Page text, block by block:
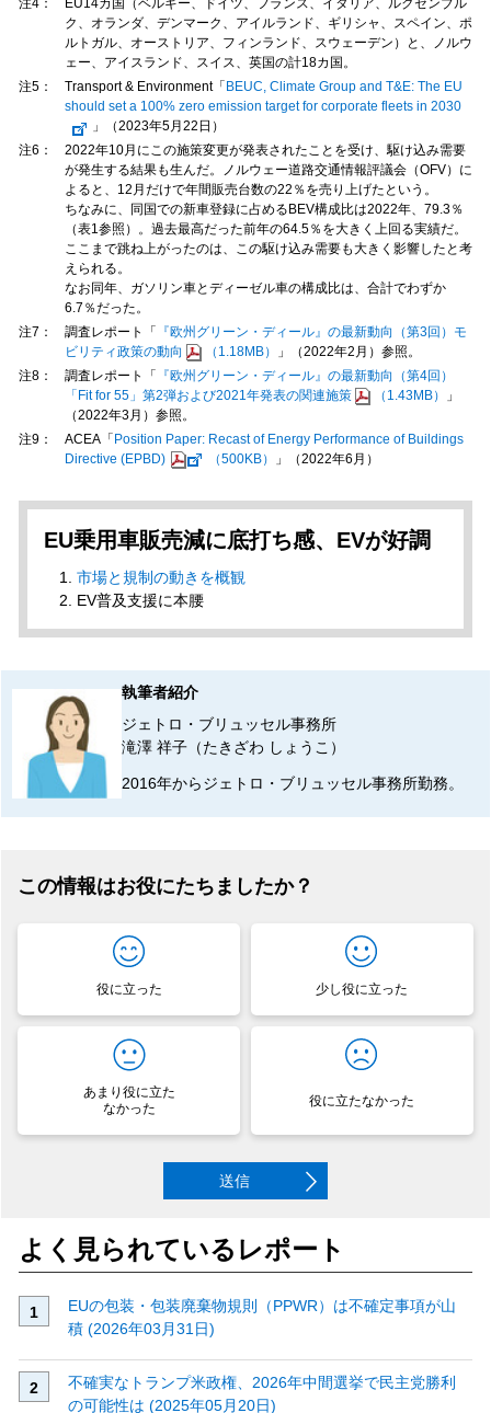
注4：
EU14カ国（ベルギー、ドイツ、フランス、イタリア、ルクセンブル
ク、オランダ、デンマーク、アイルランド、ギリシャ、スペイン、ポ
ルトガル、オーストリア、フィンランド、スウェーデン）と、ノルウ
ェー、アイスランド、スイス、英国の計18カ国。
注5：
Transport & Environment「 BEUC, Climate Group and T&E: The EU
should set a 100% zero emission target for corporate fleets in 2030
」（2023年5月22日）
注6：
2022年10月にこの施策変更が発表されたことを受け、駆け込み需要
が発生する結果も生んだ。ノルウェー道路交通情報評議会（OFV）に
よると、12月だけで年間販売台数の22％を売り上げたという。
ちなみに、同国での新車登録に占めるBEV構成比は2022年、79.3％
（表1参照）。過去最高だった前年の64.5％を大きく上回る実績だ。
ここまで跳ね上がったのは、この駆け込み需要も大きく影響したと考
えられる。
なお同年、ガソリン車とディーゼル車の構成比は、合計でわずか
6.7％だった。
注7：
調査レポート「
『欧州グリーン・ディール』の最新動向（第3回）モ
ビリティ政策の動向
（1.18MB）
」（2022年2月）参照。
注8：
調査レポート「
『欧州グリーン・ディール』の最新動向（第4回）
「Fit for 55」第2弾および2021年発表の関連施策
（1.43MB）
」
（2022年3月）参照。
注9：
ACEA「 Position Paper: Recast of Energy Performance of Buildings
Directive (EPBD)
（500KB） 」（2022年6月）
EU乗用車販売減に底打ち感、EVが好調
市場と規制の動きを概観
EV普及支援に本腰
執筆者紹介
ジェトロ・ブリュッセル事務所
滝澤 祥子（たきざわ しょうこ）
2016年からジェトロ・ブリュッセル事務所勤務。
この情報はお役にたちましたか？
役に立った 少し役に立った
あまり役に立た
なかった
役に立たなかった
送信
よく見られているレポート
EUの包装・包装廃棄物規則（PPWR）は不確定事項が山
積 (2026年03月31日)
不確実なトランプ米政権、2026年中間選挙で民主党勝利
の可能性は (2025年05月20日)